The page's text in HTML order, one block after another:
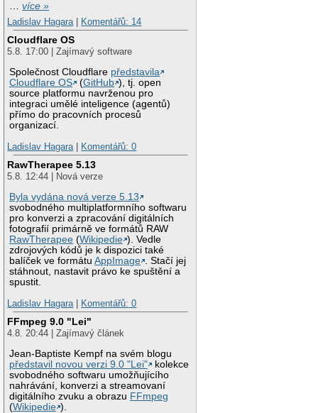
…více »
Ladislav Hagara | Komentářů: 14
Cloudflare OS
5.8. 17:00 | Zajímavý software
Společnost Cloudflare představila
Cloudflare OS
(GitHub ), tj. open
source platformu navrženou pro
integraci umělé inteligence (agentů)
přímo do pracovních procesů
organizací.
Ladislav Hagara | Komentářů: 0
RawTherapee 5.13
5.8. 12:44 | Nová verze
Byla vydána nová verze 5.13
svobodného multiplatformního softwaru
pro konverzi a zpracování digitálních
fotografií primárně ve formátů RAW
RawTherapee (Wikipedie ). Vedle
zdrojových kódů je k dispozici také
balíček ve formátuAppImage
. Stačí jej
stáhnout, nastavit právo ke spuštění a
spustit.
Ladislav Hagara | Komentářů: 0
FFmpeg 9.0 "Lei"
4.8. 20:44 | Zajímavý článek
Jean-Baptiste Kempf na svém blogu
představil novou verzi 9.0 "Lei"
kolekce
svobodného softwaru umožňujícího
nahrávání, konverzi a streamovaní
digitálního zvuku a obrazu FFmpeg
(Wikipedie ).